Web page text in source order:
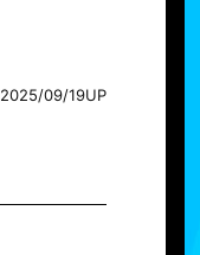
2025/09/19UP